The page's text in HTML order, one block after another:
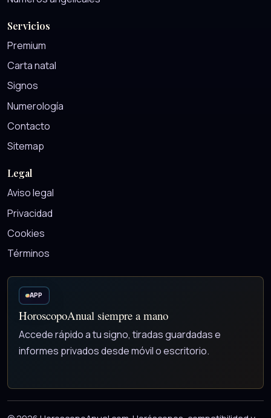
Servicios
Premium
Carta natal
Signos
Numerología
Contacto
Sitemap
Legal
Aviso legal
Privacidad
Cookies
Términos
APP
HoroscopoAnual siempre a mano
Accede rápido a tu signo, tiradas guardadas e
informes privados desde móvil o escritorio.